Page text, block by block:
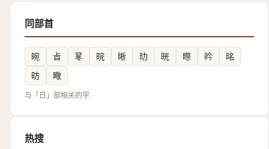
同部首
晼 㫖 㫡 晥 晰 㫑 晄 暩 昑
㫥
昉
曔
与「日」部相关的字
热搜